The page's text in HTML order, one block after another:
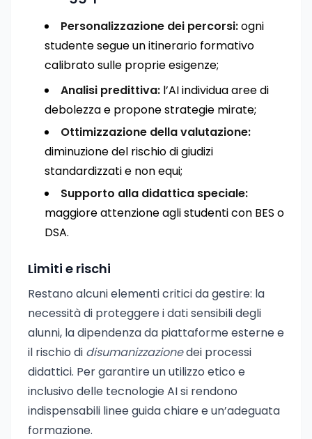
Personalizzazione dei percorsi:ogni
studente segue un itinerario formativo
calibrato sulle proprie esigenze;
Analisi predittiva: l’AI individua aree di
debolezza e propone strategie mirate;
Ottimizzazione della valutazione:
diminuzione del rischio di giudizi
standardizzati e non equi;
Supporto alla didattica speciale:
maggiore attenzione agli studenti con BES o
DSA.
Limiti e rischi
Restano alcuni elementi critici da gestire: la
necessità di proteggere i dati sensibili degli
alunni, la dipendenza da piattaforme esterne e
il rischio di disumanizzazionedei processi
didattici. Per garantire un utilizzo etico e
inclusivo delle tecnologie AI si rendono
indispensabili linee guida chiare e un’adeguata
formazione.